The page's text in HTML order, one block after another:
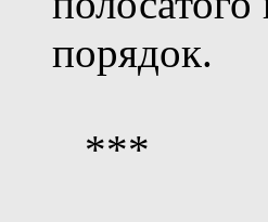
порядок.
***